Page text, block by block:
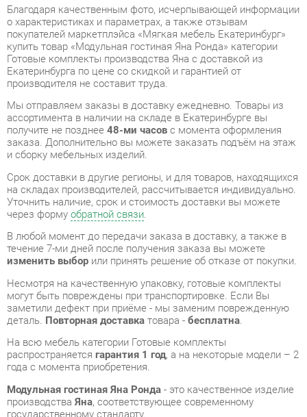
Готовые комплекты производства Яна с доставкой из
Екатеринбурга по цене со скидкой и гарантией от
производителя не составит труда.
Мы отправляем заказы в доставку ежедневно. Товары из
ассортимента в наличии на складе в Екатеринбурге вы
получите не позднее48-ми часовс момента оформления
заказа. Дополнительно вы можете заказать подъём на этаж
и сборку мебельных изделий.
Срок доставки в другие регионы, и для товаров, находящихся
на складах производителей, рассчитывается индивидуально.
Уточнить наличие, срок и стоимость доставки вы можете
через формуобратной связи.
В любой момент до передачи заказа в доставку, а также в
течение 7-ми дней после получения заказа вы можете
изменить выборили принять решение об отказе от покупки.
могут быть повреждены при транспортировке. Если Вы
заметили дефект при приёме - мы заменим поврежденную
деталь.Повторная доставкатовара -бесплатна.
На всю мебель категории Готовые комплекты
распространяетсягарантия 1 год, а на некоторые модели – 2
года с момента приобретения.
Модульная гостиная Яна Ронда - это качественное изделие
производстваЯна, соответствующее современному
государственному стандарту.
Надеемся, вы останетесь довольны вашим приобретением, и
будем рады, если вы оставите отзыв об опыте его
использования, который поможет сориентироваться нашим
будущим покупателям.